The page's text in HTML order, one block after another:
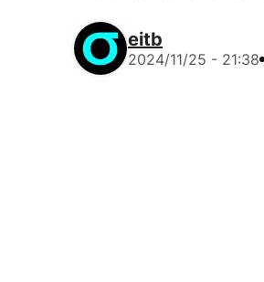
eitb
2024/11/25 - 21:38